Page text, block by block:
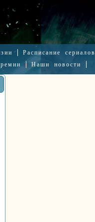
Расписание сериалов
Наши новости